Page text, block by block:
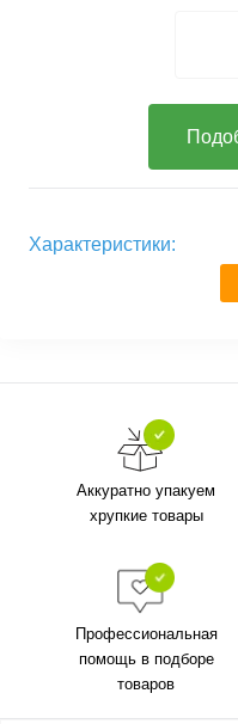
Характеристики:
Аккуратно упакуем
хрупкие товары
Профессиональная
помощь в подборе
товаров